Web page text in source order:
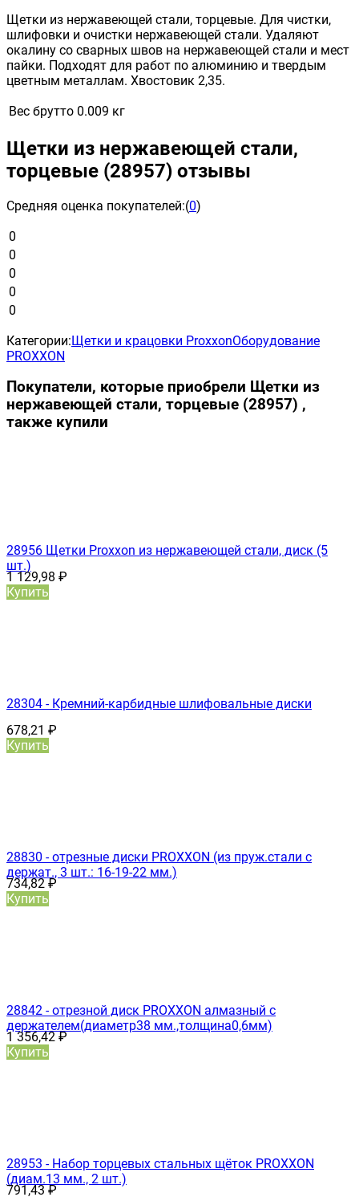
Щетки из нержавеющей стали, торцевые. Для чистки,
шлифовки и очистки нержавеющей стали. Удаляют
окалину со сварных швов на нержавеющей стали и мест
пайки. Подходят для работ по алюминию и твердым
цветным металлам. Хвостовик 2,35.
Вес брутто 0.009 кг
Щетки из нержавеющей стали,
торцевые (28957) отзывы
Средняя оценка покупателей:(0)
0
0
0
0
0
Категории:Щетки и крацовки ProxxonОборудование
PROXXON
Покупатели, которые приобрели Щетки из
нержавеющей стали, торцевые (28957) ,
также купили
28956 Щетки Proxxon из нержавеющей стали, диск (5
шт.)
1 129,98 ₽
Купить
28304 - Кремний-карбидные шлифовальные диски
678,21 ₽
Купить
28830 - отрезные диски PROXXON (из пруж.стали с
держат., 3 шт.: 16-19-22 мм.)
734,82₽
Купить
28842 - отрезной диск PROXXON алмазный с
держателем(диаметр38 мм.,толщина0,6мм)
1 356,42₽
Купить
28953 - Набор торцевых стальных щёток PROXXON
(диам.13 мм., 2 шт.)
791,43₽